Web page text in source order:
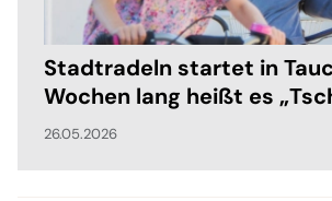
Stadtradeln startet in
Wochen lang heißt es
26.05.2026